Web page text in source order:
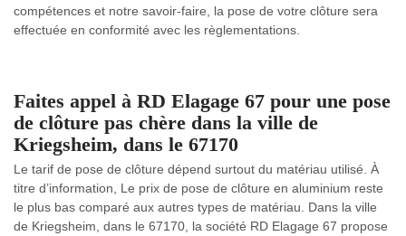
compétences et notre savoir-faire, la pose de votre clôture sera
effectuée en conformité avec les règlementations.
Faites appel à RD Elagage 67 pour une pose
de clôture pas chère dans la ville de
Kriegsheim, dans le 67170
Le tarif de pose de clôture dépend surtout du matériau utilisé. À
titre d’information, Le prix de pose de clôture en aluminium reste
le plus bas comparé aux autres types de matériau. Dans la ville
de Kriegsheim, dans le 67170, la société RD Elagage 67 propose